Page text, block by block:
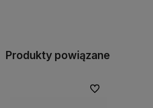
Produkty powiązane
Do ulubionych